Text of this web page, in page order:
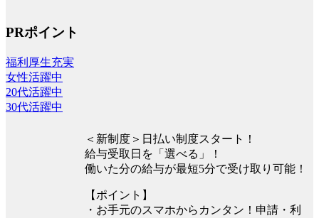
PRポイント
福利厚生充実
女性活躍中
20代活躍中
30代活躍中
＜新制度＞日払い制度スタート！
給与受取日を「選べる」！
働いた分の給与が最短5分で受け取り可能！
【ポイント】
・お手元のスマホからカンタン！申請・利